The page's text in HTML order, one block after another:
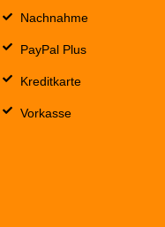
Nachnahme
PayPal Plus
Kreditkarte
Vorkasse